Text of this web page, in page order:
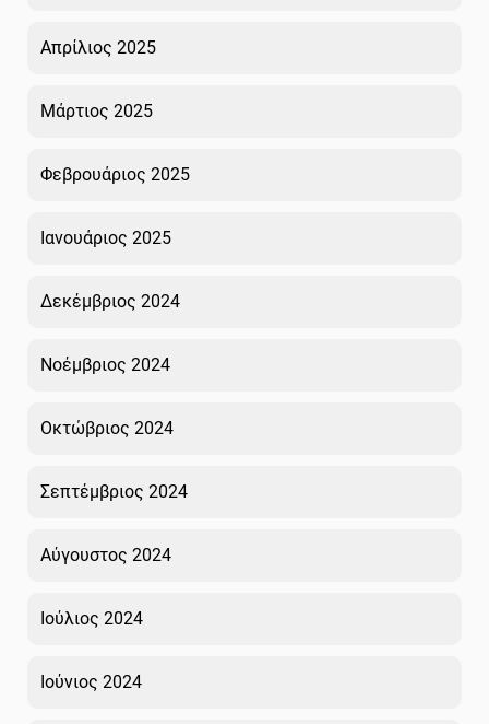
Απρίλιος 2025
Μάρτιος 2025
Φεβρουάριος 2025
Ιανουάριος 2025
Δεκέμβριος 2024
Νοέμβριος 2024
Οκτώβριος 2024
Σεπτέμβριος 2024
Αύγουστος 2024
Ιούλιος 2024
Ιούνιος 2024